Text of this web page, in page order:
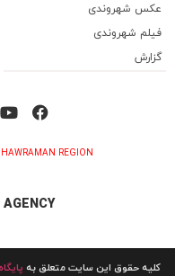
عکس شهروندی
فیلم شهروندی
گزارش
HAWRAMAN REGION
کلیه حقوق این سایت متعلق به